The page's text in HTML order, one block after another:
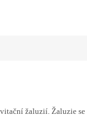
žaluzií. Žaluzie